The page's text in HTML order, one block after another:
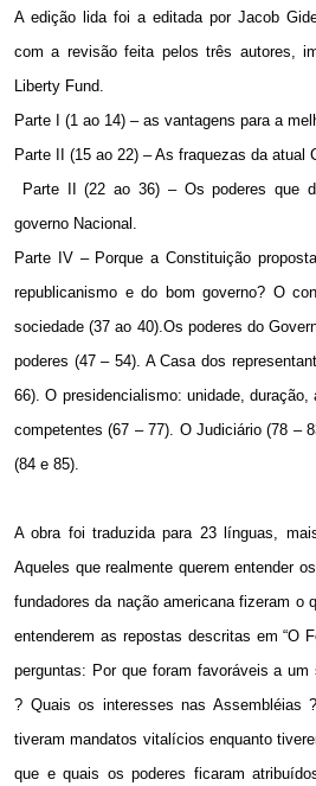
A edição lida foi a editada por Jacob
com a revisão feita pelos três autores,
Liberty Fund.
Parte I (1 ao 14) – as vantagens para a
Parte II (15 ao 22) – As fraquezas da atual
Parte II (22 ao 36) – Os poderes que
governo Nacional.
Parte IV – Porque a Constituição
republicanismo e do bom governo? O
sociedade (37 ao 40).Os poderes do
poderes (47 – 54). A Casa dos
66). O presidencialismo: unidade, duração,
competentes (67 – 77). O Judiciário (78 –
(84 e 85).
A obra foi traduzida para 23 línguas,
Aqueles que realmente querem entender
fundadores da nação americana fizeram o
entenderem as repostas descritas em “O
perguntas: Por que foram favoráveis a
? Quais os interesses nas Assembléias
tiveram mandatos vitalícios enquanto
que e quais os poderes ficaram